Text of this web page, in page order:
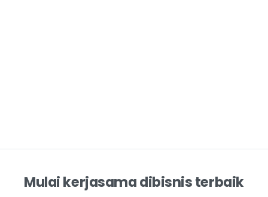
Mulai kerjasama dibisnis terbaik